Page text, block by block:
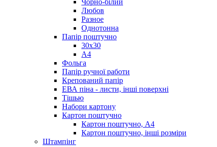
Любов
Разное
Однотонна
Папір поштучно
30х30
А4
Фольга
Папір ручної работи
Крепований папір
ЕВА піна - листи, інші поверхні
Тішью
Набори картону
Картон поштучно
Картон поштучно, А4
Картон поштучно, інші розміри
Штампінг